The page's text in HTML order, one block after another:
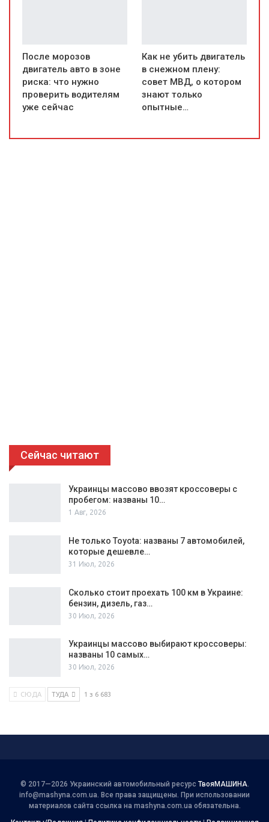
После морозов
двигатель авто в зоне
риска: что нужно
проверить водителям
уже сейчас
Как не убить двигатель
в снежном плену:
совет МВД, о котором
знают только
опытные…
Сейчас читают
Украинцы массово ввозят кроссоверы с
пробегом: названы 10…
1 Авг, 2026
Не только Toyota: названы 7 автомобилей,
которые дешевле…
31 Июл, 2026
Сколько стоит проехать 100 км в Украине:
бензин, дизель, газ…
30 Июл, 2026
Украинцы массово выбирают кроссоверы:
названы 10 самых…
30 Июл, 2026
СЮДА ТУДА 1 з 6 683
© 2017—2026 Украинский автомобильный ресурс ТвояМАШИНА.
info@mashyna.com.ua. Все права защищены. При использовании
материалов сайта ссылка на mashyna.com.ua обязательна.